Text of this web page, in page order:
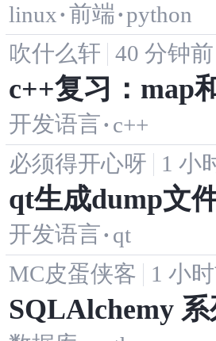
实现：一个IoT
大值问题的测试
实录
linux·前端·python
吹什么轩 40 分钟前
c++复习：map
开发语言· c++
必须得开心呀
1 小
qt生成dump文
常
开发语言· qt
MC皮蛋侠客
1 小
SQLAlchemy